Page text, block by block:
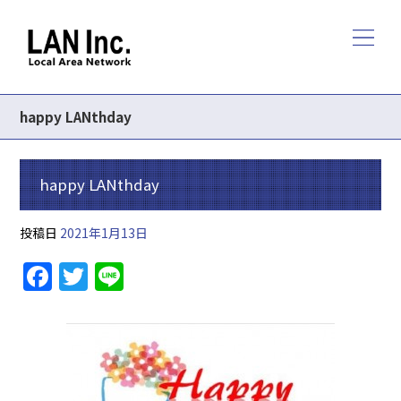
happy LANthday
happy LANthday
投稿日 2021年1月13日
F
a
c
T
w
itt
er
e